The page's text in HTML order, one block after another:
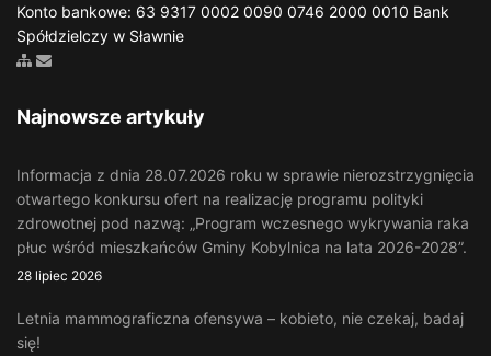
Konto bankowe: 63 9317 0002 0090 0746 2000 0010 Bank
Spółdzielczy w Sławnie
Zobacz mapę strony
Wyślij email
Najnowsze artykuły
Informacja z dnia 28.07.2026 roku w sprawie nierozstrzygnięcia
otwartego konkursu ofert na realizację programu polityki
zdrowotnej pod nazwą: „Program wczesnego wykrywania raka
płuc wśród mieszkańców Gminy Kobylnica na lata 2026-2028”.
28 lipiec 2026
Letnia mammograficzna ofensywa – kobieto, nie czekaj, badaj
się!